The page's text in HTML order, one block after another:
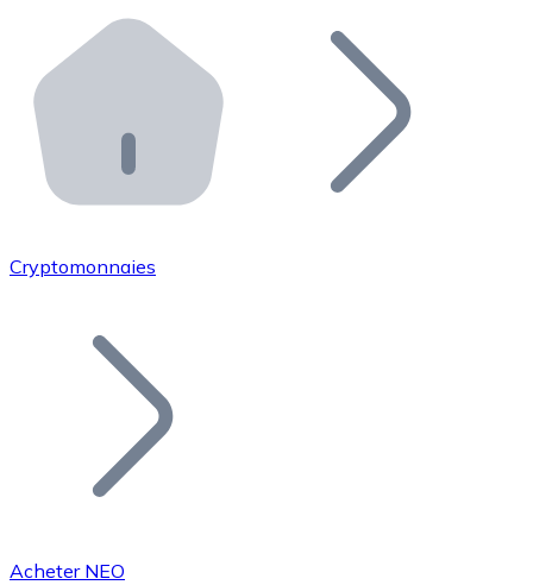
Distributeurs automatiques Bitnovo
Intégrez un ATM Bitnovo dans votre entreprise et
API Bitnovo
Intégrez notre API dans votre écosystème.
Rejoignez notre réseau de distributeurs et
Ajoutez le token de votre projet à notre service
Cryptomonnaies
Acheter NEO